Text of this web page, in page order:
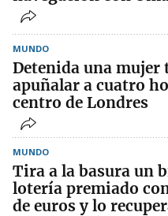
MUNDO
Detenida una mujer
apuñalar a cuatro
centro de Londres
MUNDO
Tira a la basura un
lotería premiado
de euros y lo